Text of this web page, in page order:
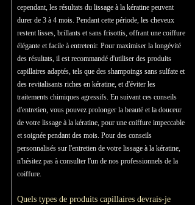
cependant, les résultats du lissage à la kératine peuvent
durer de 3 à 4 mois. Pendant cette période, les cheveux
restent lisses, brillants et sans frisottis, offrant une coiffure
élégante et facile à entretenir. Pour maximiser la longévité
des résultats, il est recommandé d'utiliser des produits
capillaires adaptés, tels que des shampoings sans sulfate et
des revitalisants riches en kératine, et d'éviter les
traitements chimiques agressifs. En suivant ces conseils
d'entretien, vous pouvez prolonger la beauté et la douceur
de votre lissage à la kératine, pour une coiffure impeccable
et soignée pendant des mois. Pour des conseils
personnalisés sur l'entretien de votre lissage à la kératine,
n'hésitez pas à consulter l'un de nos professionnels de la
coiffure.
Quels types de produits capillaires devrais-je